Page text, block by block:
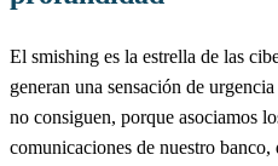
El smishing es la estrella de las
generan una sensación de
no consiguen, porque asociamos
comunicaciones de nuestro